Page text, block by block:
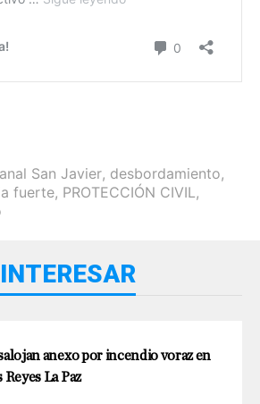
San Javier, desbordamiento,
fuerte, PROTECCIÓN CIVIL,
anexo por incendio voraz en
Reyes La Paz